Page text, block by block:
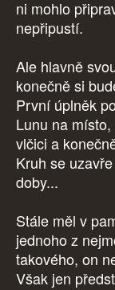
ni mohlo
nepřipustí.
Ale hlavně
konečně si
První úplněk
Lunu na
vlčici a
Kruh se
doby...
Stále měl v
jednoho z
takového, on
Však jen